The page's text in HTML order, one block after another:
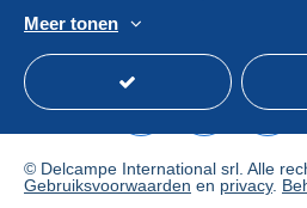
bevatten met betrekking tot de
als nietig worden beschouwd.
zijn.
Meer tonen
© Delcampe International srl. Alle
Gebruiksvoorwaarden en privacy.